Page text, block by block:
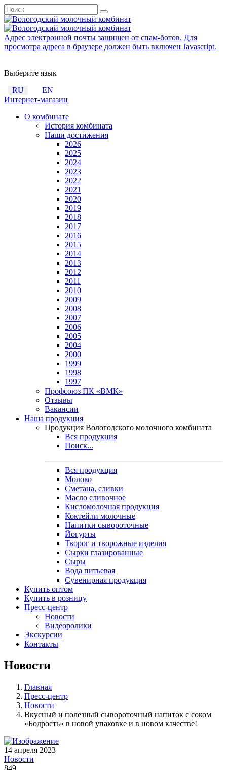
Адрес электронной почты защищен от спам-ботов. Для
просмотра адреса в браузере должен быть включен Javascript.
Выберите язык
RU
EN
Интернет-магазин
О комбинате
История комбината
Наши достижения
2026
2025
2024
2023
2022
2021
2020
2019
2018
2017
2016
2015
2014
2013
2012
2011
2010
2009
2008
2007
2006
2005
2004
2000
1999
1998
1997
Профсоюз ПК «ВМК»
Отзывы
Вакансии
Наша продукция
Продукция Вологодского молочного комбината
Вся продукция
Поиск...
Вся продукция
Молоко
Сметана, сливки
Масло сливочное
Кисломолочная продукция
Коктейли молочные
Напитки сывороточные
Йогурты
Творог и творожные изделия
Сырки глазированные
Сыры
Вода питьевая
Сувенирная продукция
Купить оптом
Купить в розницу
Пресс-центр
Новости
Видеоролики
Экскурсии
Контакты
Новости
Главная
Пресс-центр
Новости
Вкусный и полезный сывороточный напиток с соком
«Бодрость» в новой упаковке и в новом качестве!
14 апреля 2023
Новости
849